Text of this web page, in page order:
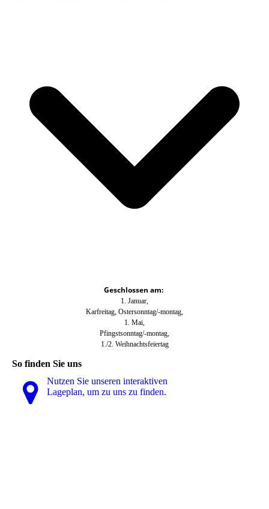
Geschlossen am:
1. Januar,
Karfreitag, Ostersonntag/-montag,
1. Mai,
Pfingstsonntag/-montag,
1./2. Weihnachtsfeiertag
So finden Sie uns
Nutzen Sie unseren interaktiven
La­ge­plan, um zu uns zu finden.